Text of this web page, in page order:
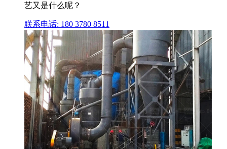
艺又是什么呢？
联系电话: 180 3780 8511